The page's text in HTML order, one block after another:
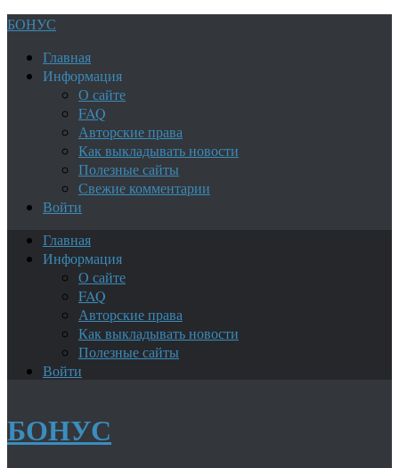
БОНУС
Главная
Информация
О сайте
FAQ
Авторские права
Как выкладывать новости
Полезные сайты
Свежие комментарии
Войти
Главная
Информация
О сайте
FAQ
Авторские права
Как выкладывать новости
Полезные сайты
Войти
БОНУС